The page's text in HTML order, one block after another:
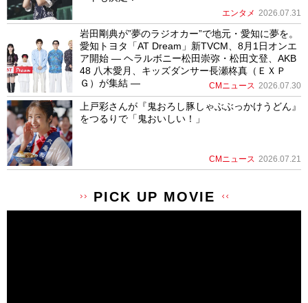
エンタメ 2026.07.31
岩田剛典が”夢のラジオカー”で地元・愛知に夢を。
愛知トヨタ「AT Dream」新TVCM、8月1日オンエ
ア開始 ― ヘラルボニー松田崇弥・松田文登、AKB
48 八木愛月、キッズダンサー長瀬柊真（ＥＸＰ
Ｇ）が集結 ―
CMニュース 2026.07.30
上戸彩さんが『鬼おろし豚しゃぶぶっかけうどん』
をつるりで「鬼おいしい！」
CMニュース 2026.07.21
PICK UP MOVIE